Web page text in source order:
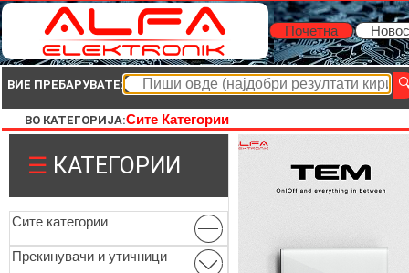
Почетна
ВИЕ ПРЕБАРУВАТЕ:
ВО КАТЕГОРИЈА:Сите Категории
☰ КАТЕГОРИИ
Сите категории
Прекинувачи и утичници